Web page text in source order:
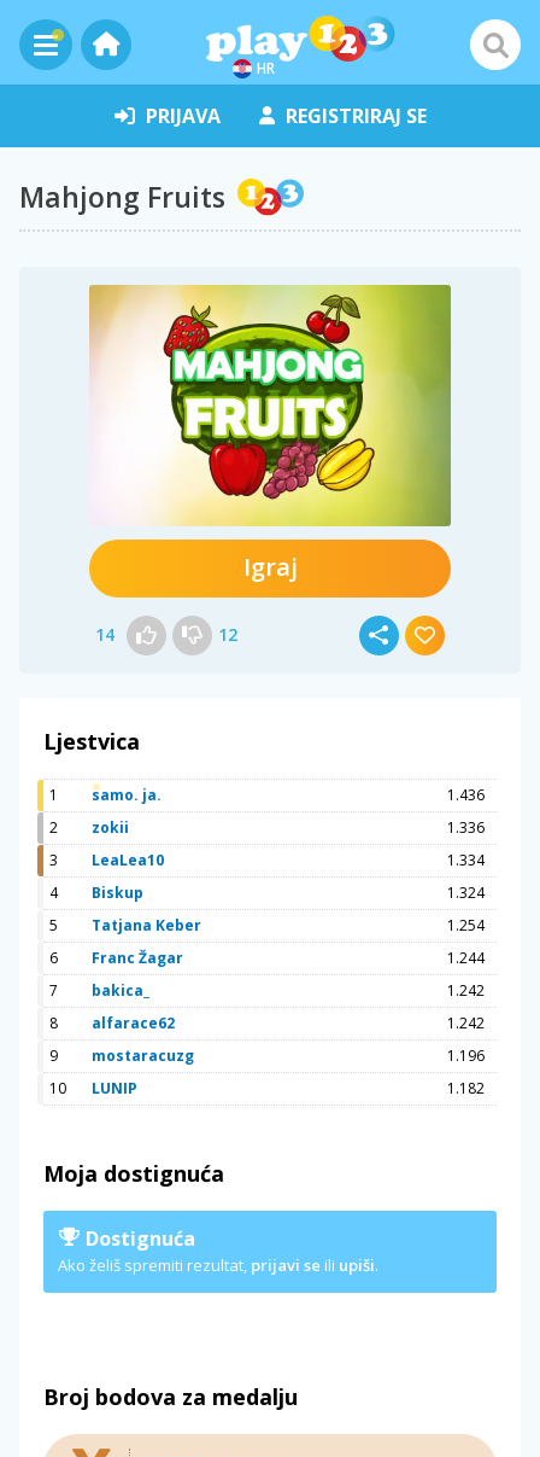
HR
PRIJAVA REGISTRIRAJ SE
Mahjong Fruits
Igraj
14 12
Ljestvica
1 samo. ja.
1.436
2
zokii
1.336
3
LeaLea10
1.334
4
Biskup
1.324
5
Tatjana Keber
1.254
6
Franc Žagar
1.244
7
bakica_
1.242
8
alfarace62
1.242
9
mostaracuzg
1.196
10
LUNIP 1.182
Moja dostignuća
Dostignuća
Ako želiš spremiti rezultat, prijavi se ili upiši.
Broj bodova za medalju